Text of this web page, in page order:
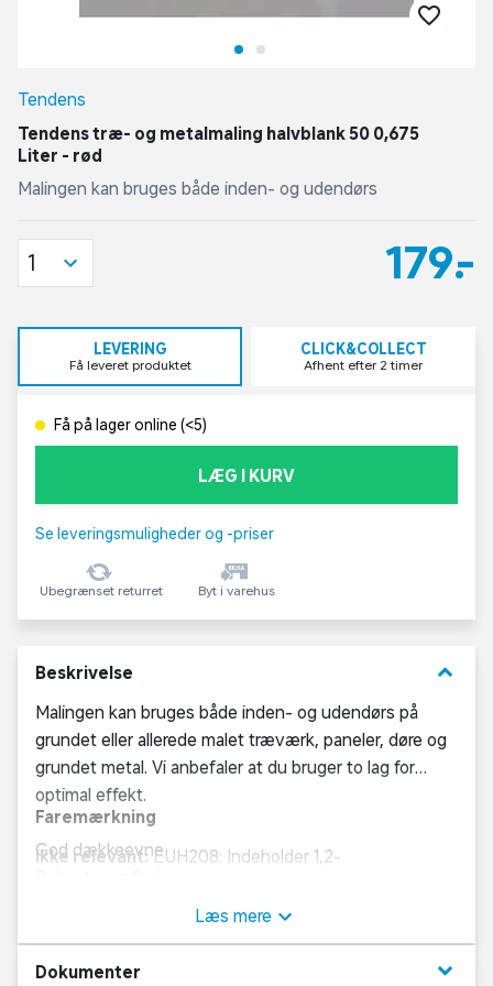
Tendens
Tendens træ- og metalmaling halvblank 50 0,675
Liter - rød
Malingen kan bruges både inden- og udendørs
179,-
1
LEVERING
Få leveret produktet
CLICK&COLLECT
Afhent efter 2 timer
Få på lager online (<5)
LÆG I KURV
Se leveringsmuligheder og -priser
Ubegrænset returret Byt i varehus
Beskrivelse keyboard_arrow_down
Malingen kan bruges både inden- og udendørs på
grundet eller allerede malet træværk, paneler, døre og
grundet metal. Vi anbefaler at du bruger to lag for
optimal effekt.
God dækkeevne
Fri for opløsningsmidler
Faremærkning
Ikke relevant: EUH208: Indeholder 1,2-
<BR>3-on. Kan udløse en allergisk reaktion.
relevant
Læs mere
Dokumenter keyboard_arrow_down